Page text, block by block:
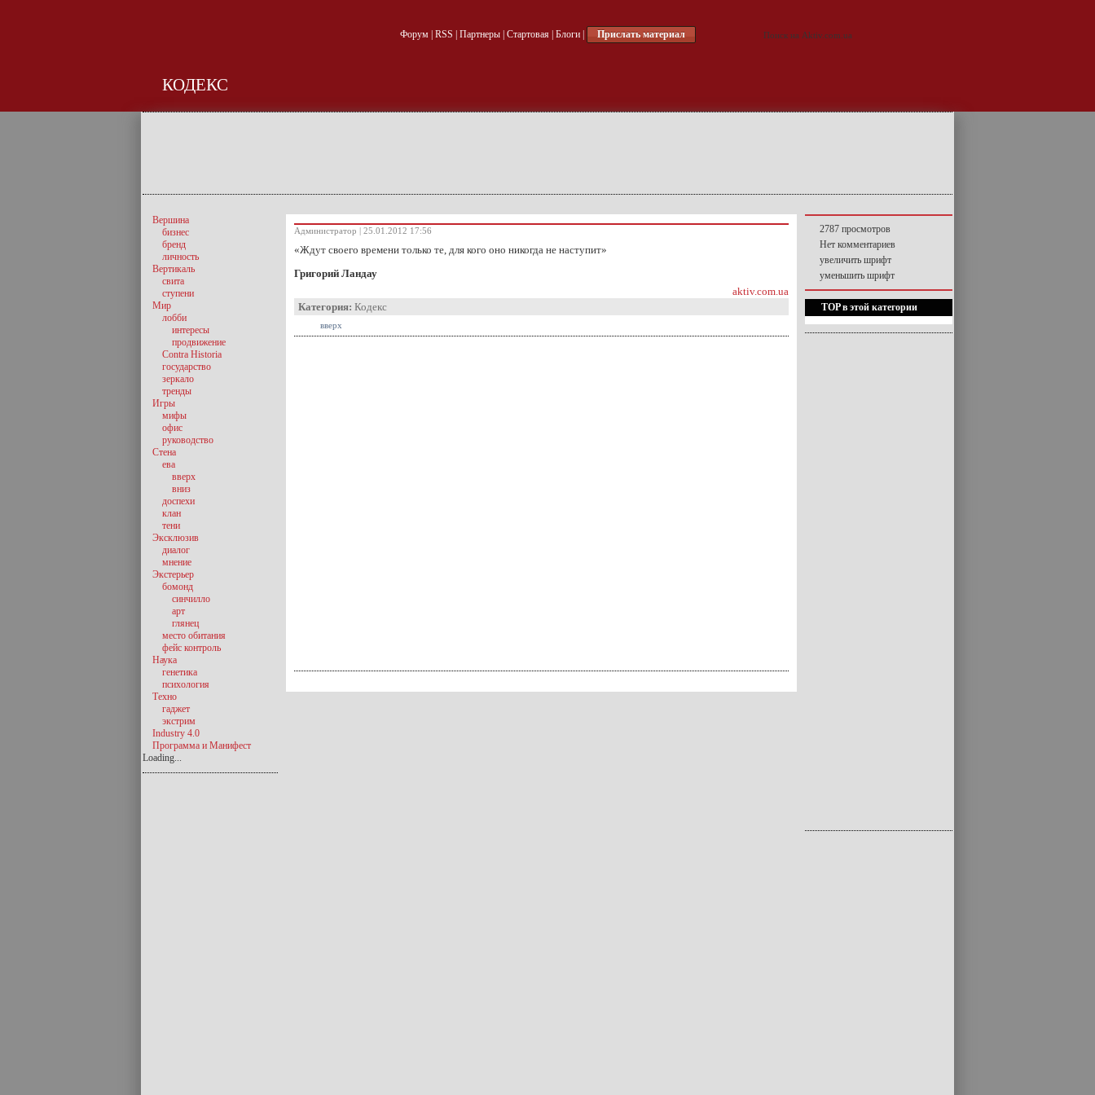
Форум| RSS Партнеры| Стартовая| Блоги| Прислать материал
КОДЕКС
Администратор | 25.01.2012 17:56
«Ждут своего времени только те, для кого оно никогда не наступит»
Григорий Ландау
aktiv.com.ua
Категория: Кодекс
вверх
Вершина
бизнес
бренд
личность
Вертикаль
свита
ступени
Мир
лобби
интересы
продвижение
Contra Historia
государство
зеркало
тренды
Игры
мифы
офис
руководство
Стена
ева
вверх
вниз
доспехи
клан
тени
Эксклюзив
диалог
мнение
Экстерьер
бомонд
синчилло
арт
глянец
место обитания
фейс контроль
Наука
генетика
психология
Техно
гаджет
экстрим
Industry 4.0
Программа и Манифест
Loading...
2787 просмотров
Нет комментариев
увеличить шрифт
уменьшить шрифт
TOP в этой категории